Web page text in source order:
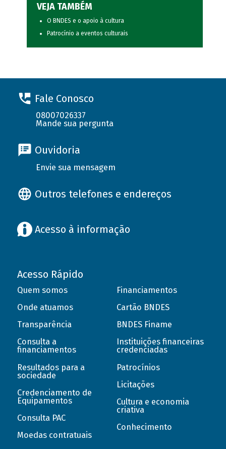
VEJA TAMBÉM
O BNDES e o apoio à cultura
Patrocínio a eventos culturais
Fale Conosco
08007026337
Mande sua pergunta
Ouvidoria
Envie sua mensagem
Outros telefones e endereços
Acesso à informação
Acesso Rápido
Quem somos
Onde atuamos
Transparência
Consulta a
financiamentos
Resultados para a
sociedade
Credenciamento de
Equipamentos
Consulta PAC
Moedas contratuais
Financiamentos
Cartão BNDES
BNDES Finame
Instituições financeiras
credenciadas
Patrocínios
Licitações
Cultura e economia
criativa
Conhecimento